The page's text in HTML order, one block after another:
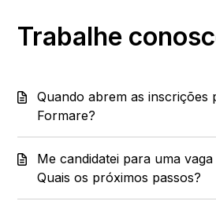
Trabalhe
Quando abrem as inscrições
Formare?
Me candidatei para uma
Quais os próximos passos?